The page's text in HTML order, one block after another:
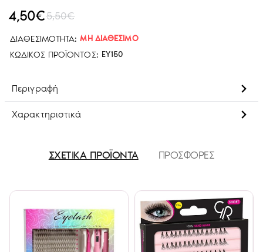
ΔΙΑΘΕΣΙΜΌΤΗΤΑ: ΜΗ ΔΙΑΘΈΣΙΜΟ
ΚΩΔΙΚΌΣ ΠΡΟΪΌΝΤΟΣ: EY150
4,50€5,50€
Περιγραφή
Χαρακτηριστικά
ΣΧΕΤΙΚΑ ΠΡΟΪΟΝΤΑ ΠΡΟΣΦΟΡΕΣ